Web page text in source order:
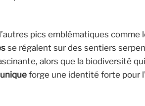
pics emblématiques comme
se régalent sur des sentiers
alors que la biodiversité
forge une identité forte pour